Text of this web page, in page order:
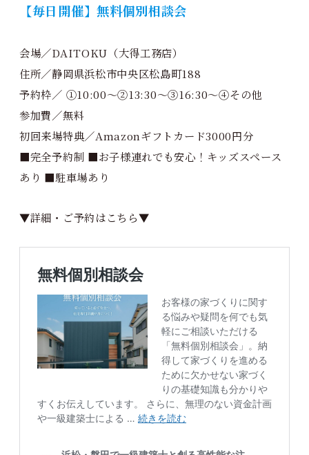
【毎日開催】無料個別相談会
会場／DAITOKU（大得工務店）
住所／静岡県浜松市中央区松島町188
予約枠／ ①10:00～②13:30～③16:30～④その他
参加費／無料
初回来場特典／Amazonギフトカード3000円分
■完全予約制 ■お子様連れでも安心！キッズスペース
あり ■駐車場あり
▼詳細・ご予約はこちら▼